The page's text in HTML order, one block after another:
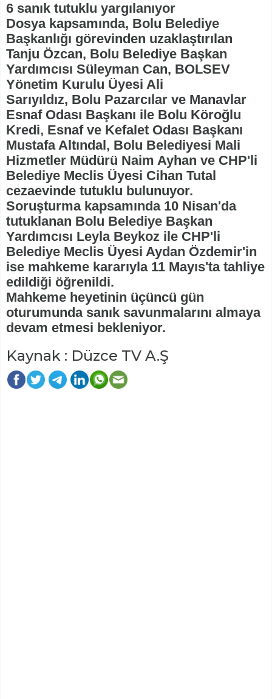
6 sanık tutuklu yargılanıyor
Dosya kapsamında, Bolu Belediye
Başkanlığı görevinden uzaklaştırılan
Tanju Özcan, Bolu Belediye Başkan
Yardımcısı Süleyman Can, BOLSEV
Yönetim Kurulu Üyesi Ali
Sarıyıldız, Bolu Pazarcılar ve Manavlar
Esnaf Odası Başkanı ile Bolu Köroğlu
Kredi, Esnaf ve Kefalet Odası Başkanı
Mustafa Altındal, Bolu Belediyesi Mali
Hizmetler Müdürü Naim Ayhan ve CHP'li
Belediye Meclis Üyesi Cihan Tutal
cezaevinde tutuklu bulunuyor.
Soruşturma kapsamında 10 Nisan'da
tutuklanan Bolu Belediye Başkan
Yardımcısı Leyla Beykoz ile CHP'li
Belediye Meclis Üyesi Aydan Özdemir'in
ise mahkeme kararıyla 11 Mayıs'ta tahliye
edildiği öğrenildi.
Mahkeme heyetinin üçüncü gün
oturumunda sanık savunmalarını almaya
devam etmesi bekleniyor.
Kaynak : Düzce TV A.Ş